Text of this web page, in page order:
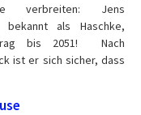
verbreiten: Jens
bekannt als Haschke,
bis 2051! Nach
ist er sich sicher, dass